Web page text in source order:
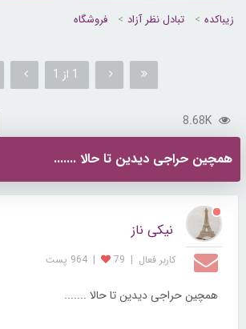
زیباکده تبادل نظر آزاد فروشگاه
1 از 1
8.68K
همچین حراجی دیدین تا حالا .......
نیکی ناز
کاربر فعال |
79
| 964 پست
همچین حراجی دیدین تا حالا .......